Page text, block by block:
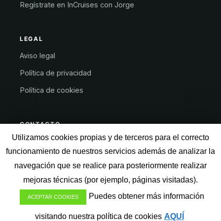
Regístrate en InCruises con Jorge
LEGAL
Aviso legal
Política de privacidad
Política de cookies
CONTACTO
JorgeTorresCulla.com
Soporte@JorgeTorresCulla.com
Copyright © 2026 · Jorge Torres Culla Hablar con Jorge
Utilizamos cookies propias y de terceros para el correcto
funcionamiento de nuestros servicios además de analizar la
navegación que se realice para posteriormente realizar
mejoras técnicas (por ejemplo, páginas visitadas).
ACEPTAR COOKIES Puedes obtener más información
visitando nuestra política de cookies AQUÍ